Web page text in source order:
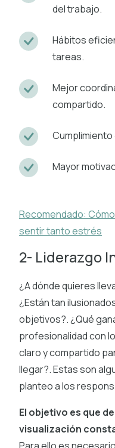
del trabajo.
Hábitos
tareas.
Mejor
compartido.
Mayor
Recomendado:
sentir tanto estrés
2- Liderazgo
¿A dónde quieres
¿Están tan
objetivos?. ¿Qué
profesionalidad con
claro y compartido
llegar?. Estas son
planteo a los
El objetivo es que
visualización